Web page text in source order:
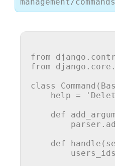
from
from
class
Command (
help =
def
def
handle (